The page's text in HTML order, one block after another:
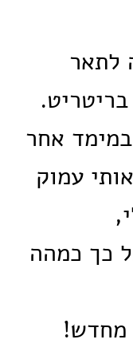
לתאר
אחר
עמוק
כך כמהה
מחדש!